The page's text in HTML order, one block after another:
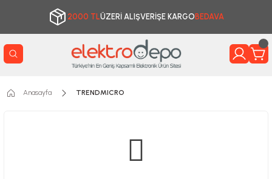
2000 TLÜZERİ ALIŞVERİŞE KARGO BEDAVA
Anasayfa TRENDMICRO